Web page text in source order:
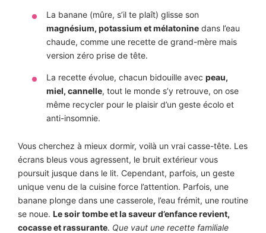
La banane (mûre, s’il te plaît) glisse son
magnésium, potassium et mélatonine dans l’eau
chaude, comme une recette de grand-mère mais
version zéro prise de tête.
La recette évolue, chacun bidouille avec peau,
miel, cannelle, tout le monde s’y retrouve, on ose
même recycler pour le plaisir d’un geste écolo et
anti-insomnie.
Vous cherchez à mieux dormir, voilà un vrai casse-tête. Les
écrans bleus vous agressent, le bruit extérieur vous
poursuit jusque dans le lit. Cependant, parfois, un geste
unique venu de la cuisine force l’attention. Parfois, une
banane plonge dans une casserole, l’eau frémit, une routine
se noue. Le soir tombe et la saveur d’enfance revient,
cocasse et rassurante. Que vaut une recette familiale